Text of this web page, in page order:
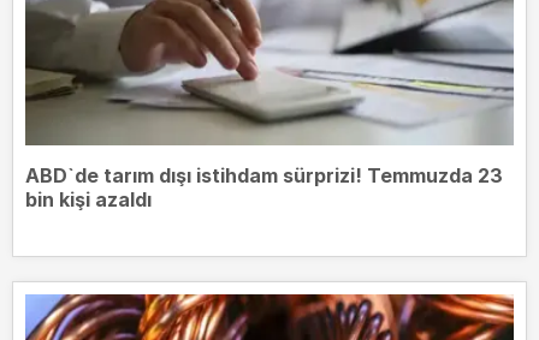
ABD`de tarım dışı istihdam sürprizi! Temmuzda 23
bin kişi azaldı